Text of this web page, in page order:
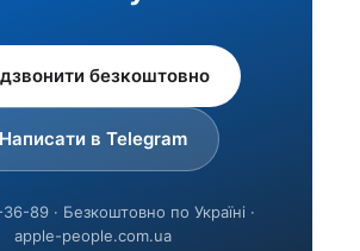
безкоштовно
Написати в Telegram
89 · Безкоштовно по Україні ·
apple-people.com.ua